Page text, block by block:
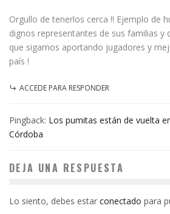
Orgullo de tenerlos cerca !! Ejemplo de
dignos representantes de sus familias y
que sigamos aportando jugadores y
país !
ACCEDE PARA RESPONDER
Pingback: Los pumitas están de vuelta
Córdoba
DEJA UNA RESPUESTA
Lo siento, debes estar conectado para